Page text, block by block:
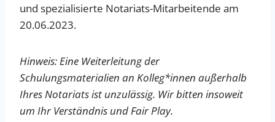
und spezialisierte Notariats-Mitarbeitende am
20.06.2023.
Hinweis: Eine Weiterleitung der
Schulungsmaterialien an Kolleg*innen außerhalb
Ihres Notariats ist unzulässig. Wir bitten insoweit
um Ihr Verständnis und Fair Play.